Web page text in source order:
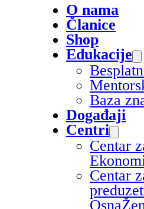
O nama
Članice
Shop
Edukacije
Baza
Događaji
Centri
Centar
Centar